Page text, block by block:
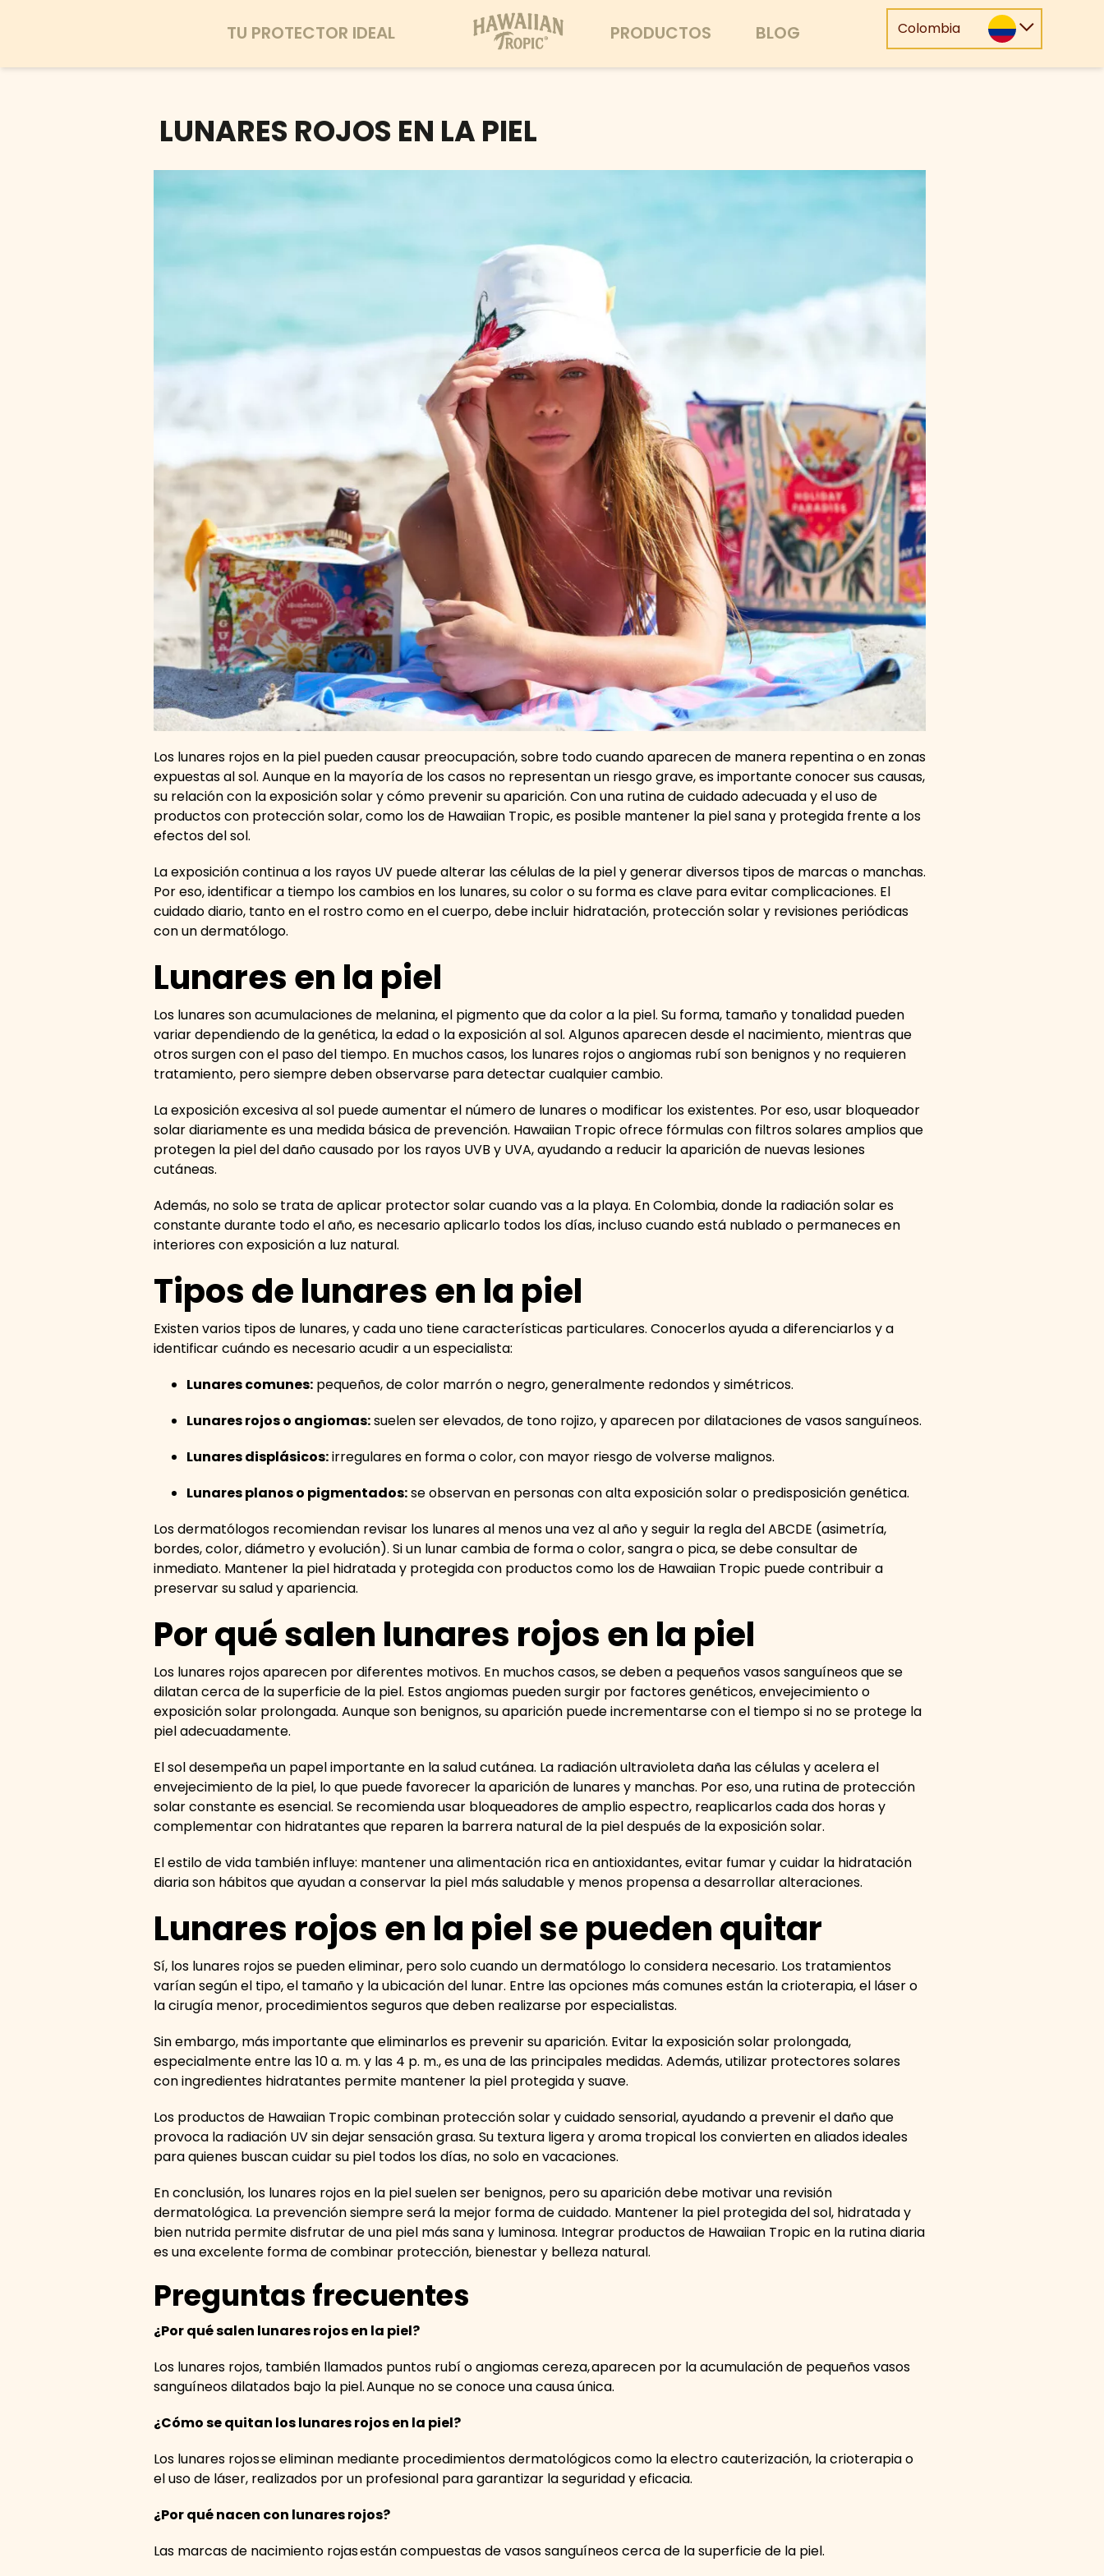
TU PROTECTOR IDEAL PRODUCTOS BLOG Colombia
LUNARES ROJOS EN LA PIEL
Los lunares rojos en la piel pueden causar preocupación, sobre todo cuando aparecen de manera repentina o en zonas
expuestas al sol. Aunque en la mayoría de los casos no representan un riesgo grave, es importante conocer sus causas,
su relación con la exposición solar y cómo prevenir su aparición. Con una rutina de cuidado adecuada y el uso de
productos con protección solar, como los de Hawaiian Tropic, es posible mantener la piel sana y protegida frente a los
efectos del sol.
La exposición continua a los rayos UV puede alterar las células de la piel y generar diversos tipos de marcas o manchas.
Por eso, identificar a tiempo los cambios en los lunares, su color o su forma es clave para evitar complicaciones. El
cuidado diario, tanto en el rostro como en el cuerpo, debe incluir hidratación, protección solar y revisiones periódicas
con un dermatólogo.
Lunares en la piel
Los lunares son acumulaciones de melanina, el pigmento que da color a la piel. Su forma, tamaño y tonalidad pueden
variar dependiendo de la genética, la edad o la exposición al sol. Algunos aparecen desde el nacimiento, mientras que
otros surgen con el paso del tiempo. En muchos casos, los lunares rojos o angiomas rubí son benignos y no requieren
tratamiento, pero siempre deben observarse para detectar cualquier cambio.
La exposición excesiva al sol puede aumentar el número de lunares o modificar los existentes. Por eso, usar bloqueador
solar diariamente es una medida básica de prevención. Hawaiian Tropic ofrece fórmulas con filtros solares amplios que
protegen la piel del daño causado por los rayos UVB y UVA, ayudando a reducir la aparición de nuevas lesiones
cutáneas.
Además, no solo se trata de aplicar protector solar cuando vas a la playa. En Colombia, donde la radiación solar es
constante durante todo el año, es necesario aplicarlo todos los días, incluso cuando está nublado o permaneces en
interiores con exposición a luz natural.
Tipos de lunares en la piel
Existen varios tipos de lunares, y cada uno tiene características particulares. Conocerlos ayuda a diferenciarlos y a
identificar cuándo es necesario acudir a un especialista:
Lunares comunes: pequeños, de color marrón o negro, generalmente redondos y simétricos.
Lunares rojos o angiomas:suelen ser elevados, de tono rojizo, y aparecen por dilataciones de vasos sanguíneos.
Lunares displásicos:irregulares en forma o color, con mayor riesgo de volverse malignos.
Lunares planos o pigmentados:se observan en personas con alta exposición solar o predisposición genética.
Los dermatólogos recomiendan revisar los lunares al menos una vez al año y seguir la regla del ABCDE (asimetría,
bordes, color, diámetro y evolución). Si un lunar cambia de forma o color, sangra o pica, se debe consultar de
inmediato. Mantener la piel hidratada y protegida con productos como los de Hawaiian Tropic puede contribuir a
preservar su salud y apariencia.
Por qué salen lunares rojos en la piel
Los lunares rojos aparecen por diferentes motivos. En muchos casos, se deben a pequeños vasos sanguíneos que se
dilatan cerca de la superficie de la piel. Estos angiomas pueden surgir por factores genéticos, envejecimiento o
exposición solar prolongada. Aunque son benignos, su aparición puede incrementarse con el tiempo si no se protege la
piel adecuadamente.
El sol desempeña un papel importante en la salud cutánea. La radiación ultravioleta daña las células y acelera el
envejecimiento de la piel, lo que puede favorecer la aparición de lunares y manchas. Por eso, una rutina de protección
solar constante es esencial. Se recomienda usar bloqueadores de amplio espectro, reaplicarlos cada dos horas y
complementar con hidratantes que reparen la barrera natural de la piel después de la exposición solar.
El estilo de vida también influye: mantener una alimentación rica en antioxidantes, evitar fumar y cuidar la hidratación
diaria son hábitos que ayudan a conservar la piel más saludable y menos propensa a desarrollar alteraciones.
Lunares rojos en la piel se pueden quitar
Sí, los lunares rojos se pueden eliminar, pero solo cuando un dermatólogo lo considera necesario. Los tratamientos
varían según el tipo, el tamaño y la ubicación del lunar. Entre las opciones más comunes están la crioterapia, el láser o
la cirugía menor, procedimientos seguros que deben realizarse por especialistas.
Sin embargo, más importante que eliminarlos es prevenir su aparición. Evitar la exposición solar prolongada,
especialmente entre las 10 a. m. y las 4 p. m., es una de las principales medidas. Además, utilizar protectores solares
con ingredientes hidratantes permite mantener la piel protegida y suave.
Los productos de Hawaiian Tropic combinan protección solar y cuidado sensorial, ayudando a prevenir el daño que
provoca la radiación UV sin dejar sensación grasa. Su textura ligera y aroma tropical los convierten en aliados ideales
para quienes buscan cuidar su piel todos los días, no solo en vacaciones.
En conclusión, los lunares rojos en la piel suelen ser benignos, pero su aparición debe motivar una revisión
dermatológica. La prevención siempre será la mejor forma de cuidado. Mantener la piel protegida del sol, hidratada y
bien nutrida permite disfrutar de una piel más sana y luminosa. Integrar productos de Hawaiian Tropic en la rutina diaria
es una excelente forma de combinar protección, bienestar y belleza natural.
Preguntas frecuentes
¿Por qué salen lunares rojos en la piel?
Los lunares rojos, también llamados puntos rubí o angiomas cereza, aparecen por la acumulación de pequeños vasos
sanguíneos dilatados bajo la piel. Aunque no se conoce una causa única.
¿Cómo se quitan los lunares rojos en la piel?
Los lunares rojos se eliminan mediante procedimientos dermatológicos como la electro cauterización, la crioterapia o
el uso de láser, realizados por un profesional para garantizar la seguridad y eficacia.
¿Por qué nacen con lunares rojos?
Las marcas de nacimiento rojas están compuestas de vasos sanguíneos cerca de la superficie de la piel.